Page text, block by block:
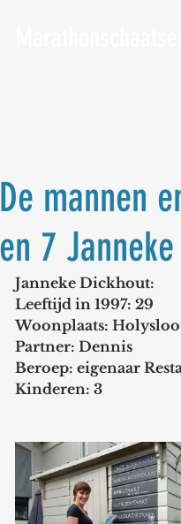
De mannen
en 7
Janneke Dickhout:
Leeftijd in 1997: 29
Woonplaats:
Partner: Dennis
Beroep: eigenaar
Kinderen: 3